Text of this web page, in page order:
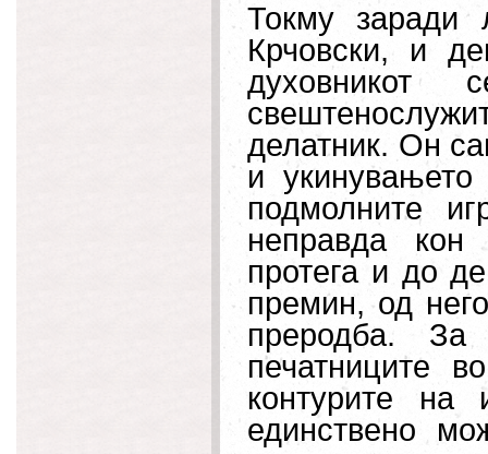
Токму заради
Крчовски, и
делатник. Он
и укинувањето
подмолните
неправда кон
протега и до
премин, од
преродба.
печатниците
контурите на
единствено